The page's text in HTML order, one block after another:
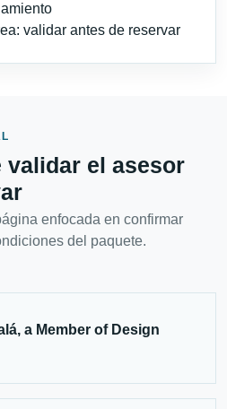
validar antes de reservar
validar el asesor
enfocada en confirmar
del paquete.
a Member of Design